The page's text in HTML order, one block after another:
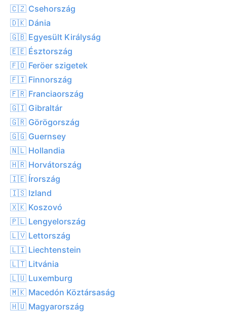
🇨🇿 Csehország
🇩🇰 Dánia
🇬🇧 Egyesült Királyság
🇪🇪 Észtország
🇫🇴 Feröer szigetek
🇫🇮 Finnország
🇫🇷 Franciaország
🇬🇮 Gibraltár
🇬🇷 Görögország
🇬🇬 Guernsey
🇳🇱 Hollandia
🇭🇷 Horvátország
🇮🇪 Írország
🇮🇸 Izland
🇽🇰 Koszovó
🇵🇱 Lengyelország
🇱🇻 Lettország
🇱🇮 Liechtenstein
🇱🇹 Litvánia
🇱🇺 Luxemburg
🇲🇰 Macedón Köztársaság
🇭🇺 Magyarország